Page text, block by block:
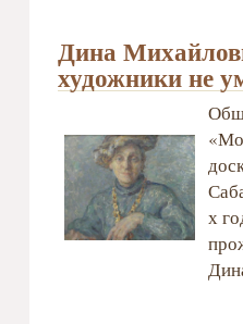
Дина
художники не
х